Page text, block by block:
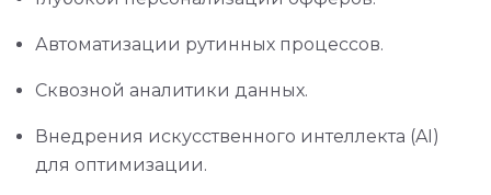
Автоматизации рутинных процессов.
Сквозной аналитики данных.
Внедрения искусственного интеллекта (AI)
для оптимизации.